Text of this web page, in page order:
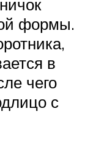
формы.
в
чего
с